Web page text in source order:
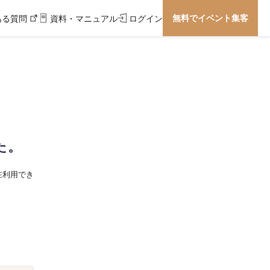
質問 資料・マニュアル ログイン 無料でイベント集客
用でき